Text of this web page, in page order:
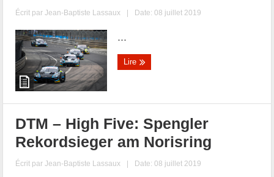
Écrit parJean-Baptiste Lassaux | Date: 08 juillet 2019
...
Lire
DTM – High Five: Spengler
Rekordsieger am Norisring
Écrit parJean-Baptiste Lassaux | Date: 08 juillet 2019